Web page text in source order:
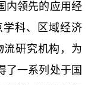
内领先的应用经
科、区域经济
流研究机构，为
了一系列处于国